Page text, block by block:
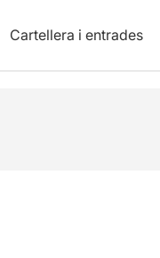
Cartellera i entrades